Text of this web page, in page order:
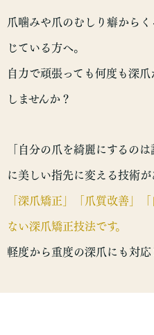
爪噛みや爪のむしり癖から
じている方へ。
自力で頑張っても何度も深
しませんか？
「自分の爪を綺麗にするの
に美しい指先に変える技術が
「深爪矯正」「爪質改善」
ない深爪矯正技法です。
軽度から重度の深爪にも対応